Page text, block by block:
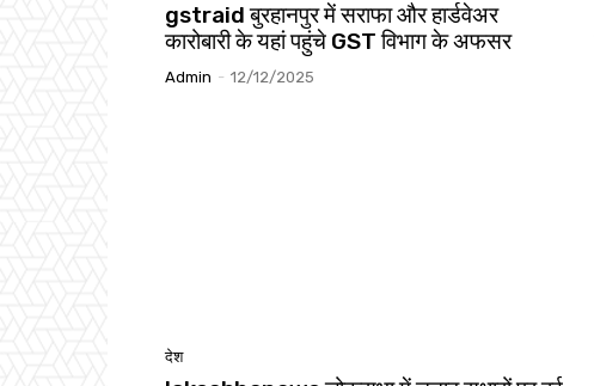
gstraid बुरहानपुर में सराफा और हार्डवेअर
कारोबारी के यहां पहुंचे GST विभाग के अफसर
Admin - 12/12/2025
देश